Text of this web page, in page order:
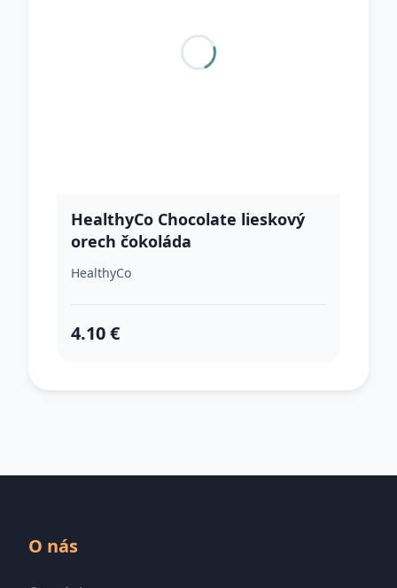
HealthyCo Chocolate lieskový
orech čokoláda
HealthyCo
4.10 €
O nás